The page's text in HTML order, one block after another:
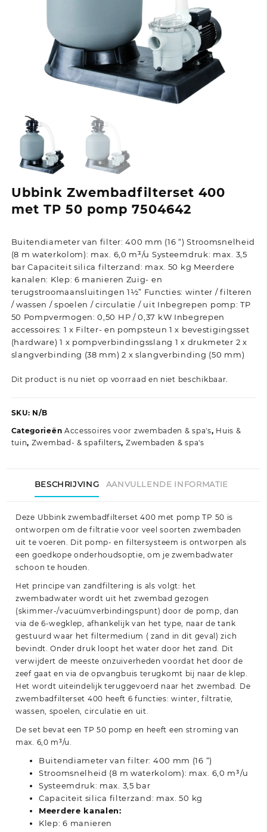
Ubbink Zwembadfilterset 400
met TP 50 pomp 7504642
Buitendiameter van filter: 400 mm (16 “) Stroomsnelheid
(8 m waterkolom): max. 6,0 m³/u Systeemdruk: max. 3,5
bar Capaciteit silica filterzand: max. 50 kg Meerdere
kanalen: Klep: 6 manieren Zuig- en
terugstroomaansluitingen 1½” Functies: winter / filteren
/ wassen / spoelen / circulatie / uit Inbegrepen pomp: TP
50 Pompvermogen: 0,50 HP / 0,37 kW Inbegrepen
accessoires: 1 x Filter- en pompsteun 1 x bevestigingsset
(hardware) 1 x pompverbindingsslang 1 x drukmeter 2 x
slangverbinding (38 mm) 2 x slangverbinding (50 mm)
Dit product is nu niet op voorraad en niet beschikbaar.
SKU: N/B
Categorieën Accessoires voor zwembaden & spa's, Huis &
tuin, Zwembad- & spafilters, Zwembaden & spa's
BESCHRIJVING AANVULLENDE INFORMATIE
Deze Ubbink zwembadfilterset 400 met pomp TP 50 is
ontworpen om de filtratie voor veel soorten zwembaden
uit te voeren. Dit pomp- en filtersysteem is ontworpen als
een goedkope onderhoudsoptie, om je zwembadwater
schoon te houden.
Het principe van zandfiltering is als volgt: het
zwembadwater wordt uit het zwembad gezogen
(skimmer-/vacuümverbindingspunt) door de pomp, dan
via de 6-wegklep, afhankelijk van het type, naar de tank
gestuurd waar het filtermedium ( zand in dit geval) zich
bevindt. Onder druk loopt het water door het zand. Dit
verwijdert de meeste onzuiverheden voordat het door de
zeef gaat en via de opvangbuis terugkomt bij naar de klep.
Het wordt uiteindelijk teruggevoerd naar het zwembad. De
zwembadfilterset 400 heeft 6 functies: winter, filtratie,
wassen, spoelen, circulatie en uit.
De set bevat een TP 50 pomp en heeft een stroming van
max. 6,0 m³/u.
Buitendiameter van filter: 400 mm (16 “)
Stroomsnelheid (8 m waterkolom): max. 6,0 m³/u
Systeemdruk: max. 3,5 bar
Capaciteit silica filterzand: max. 50 kg
Meerdere kanalen:
Klep: 6 manieren